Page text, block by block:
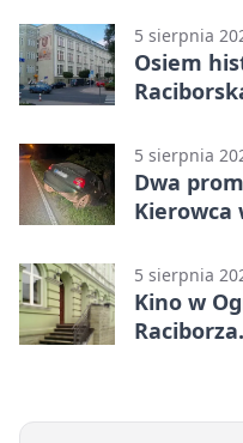
5 sierpnia
Osiem
5 sierpnia
Dwa
Kierowca
5 sierpnia
Kino w